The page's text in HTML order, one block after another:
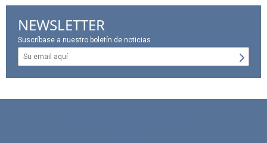
NEWSLETTER
Suscríbase a nuestro boletín de noticias